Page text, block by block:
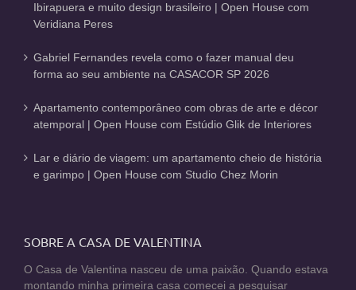
Ibirapuera e muito design brasileiro | Open House com
Veridiana Peres
Gabriel Fernandes revela como o fazer manual deu
forma ao seu ambiente na CASACOR SP 2026
Apartamento contemporâneo com obras de arte e décor
atemporal | Open House com Estúdio Glik de Interiores
Lar e diário de viagem: um apartamento cheio de história
e garimpo | Open House com Studio Chez Morin
SOBRE A CASA DE VALENTINA
O Casa de Valentina nasceu de uma paixão. Quando estava
montando minha primeira casa comecei a pesquisar